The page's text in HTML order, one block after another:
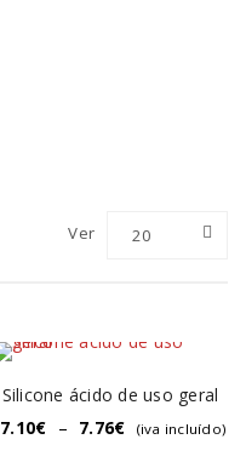
Ver 20
Silicone ácido de uso geral
7.10€ – 7.76€ (iva incluído)